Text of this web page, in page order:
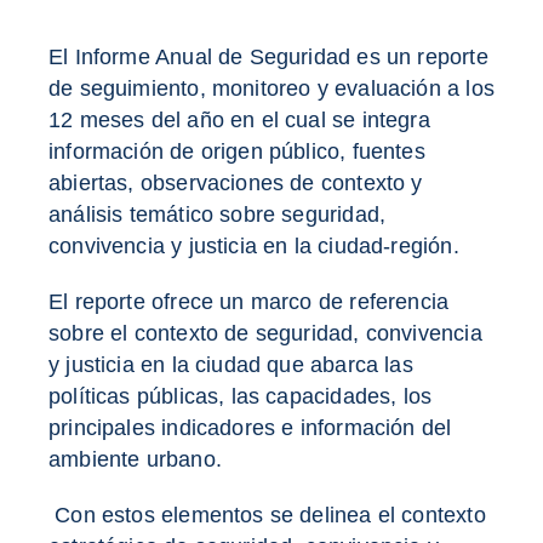
El Informe Anual de Seguridad es un reporte
de seguimiento, monitoreo y evaluación a los
12 meses del año en el cual se integra
información de origen público, fuentes
abiertas, observaciones de contexto y
análisis temático sobre seguridad,
convivencia y justicia en la ciudad-región.
El reporte ofrece un marco de referencia
sobre el contexto de seguridad, convivencia
y justicia en la ciudad que abarca las
políticas públicas, las capacidades, los
principales indicadores e información del
ambiente urbano.
Con estos elementos se delinea el contexto